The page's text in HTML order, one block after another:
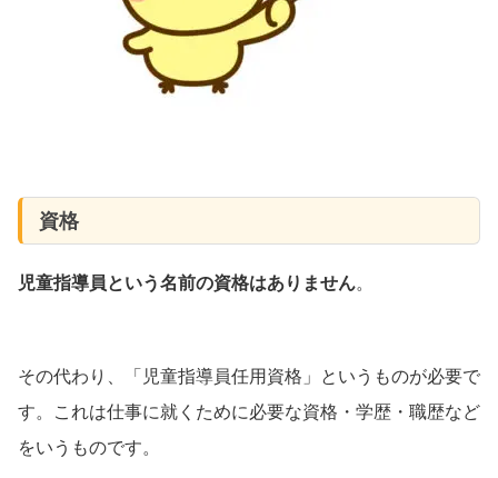
資格
児童指導員という名前の資格はありません。
その代わり、「児童指導員任用資格」というものが必要で
す。これは仕事に就くために必要な資格・学歴・職歴など
をいうものです。